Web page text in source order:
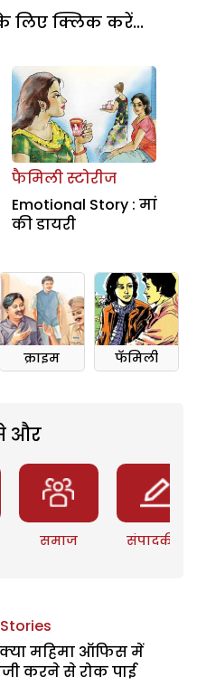
लिए क्लिक करें...
फैमिली स्टोरीज
Emotional Story : मां
की डायरी
क्राइम फॅमिली
और
समाज संपादकीय
महिमा ऑफिस में
करने से रोक पाई